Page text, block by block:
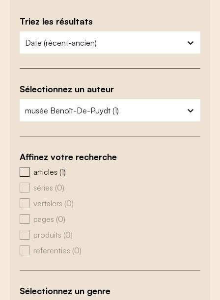
Triez les résultats
zoeken - sorteer
trier le contenu
Sélectionnez un auteur
zoeken - auteurs
sélectionnez le contenu
Affinez votre recherche
zoeken - type
articles (1)
séries (0)
vertalers (0)
pages (0)
produits (0)
referenties (0)
Sélectionnez un genre